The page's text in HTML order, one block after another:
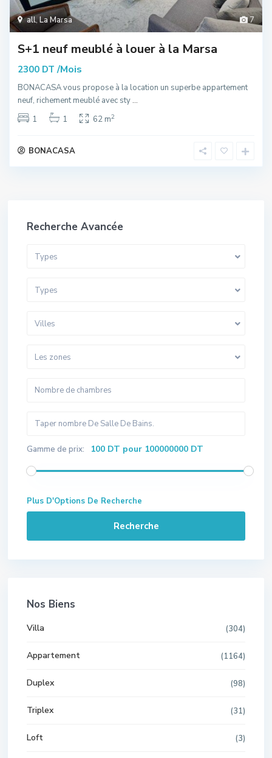
7
all,La Marsa
S+1 neuf meublé à louer à la Marsa
2300 DT /Mois
BONACASA vous propose à la location un superbe appartement
neuf, richement meublé avec sty...
1
1 62 m2
BONACASA
Recherche Avancée
Types
Types
Villes
Les zones
Gamme de prix: 100 DT pour 100000000 DT
Plus D'Options De Recherche
Recherche
Nos Biens
Villa (304)
Appartement (1164)
Duplex (98)
Triplex (31)
Loft (3)